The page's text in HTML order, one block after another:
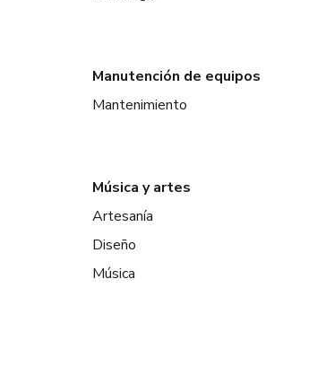
Manutención de equipos
Mantenimiento
Música y artes
Artesanía
Diseño
Música